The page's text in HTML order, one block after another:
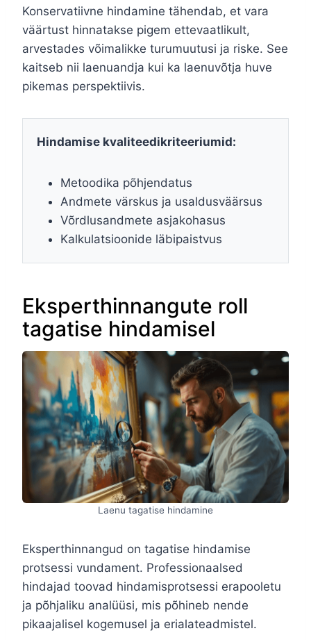
Konservatiivne hindamine tähendab, et vara
väärtust hinnatakse pigem ettevaatlikult,
arvestades võimalikke turumuutusi ja riske. See
kaitseb nii laenuandja kui ka laenuvõtja huve
pikemas perspektiivis.
Hindamise kvaliteedikriteeriumid:
Metoodika põhjendatus
Andmete värskus ja usaldusväärsus
Võrdlusandmete asjakohasus
Kalkulatsioonide läbipaistvus
Eksperthinnangute roll
tagatise hindamisel
Laenu tagatise hindamine
Eksperthinnangud on tagatise hindamise
protsessi vundament. Professionaalsed
hindajad toovad hindamisprotsessi erapooletu
ja põhjaliku analüüsi, mis põhineb nende
pikaajalisel kogemusel ja erialateadmistel.